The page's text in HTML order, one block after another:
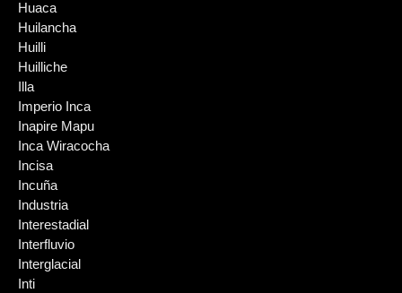
Huaca
Huilancha
Huilli
Huilliche
Illa
Imperio Inca
Inapire Mapu
Inca Wiracocha
Incisa
Incuña
Industria
Interestadial
Interfluvio
Interglacial
Inti